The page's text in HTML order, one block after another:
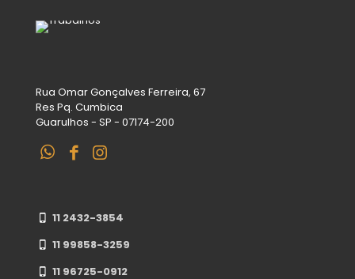
Rua Omar Gonçalves Ferreira, 67
Res Pq. Cumbica
Guarulhos - SP - 07174-200
11 2432-3854
11 99858-3259
11 96725-0912